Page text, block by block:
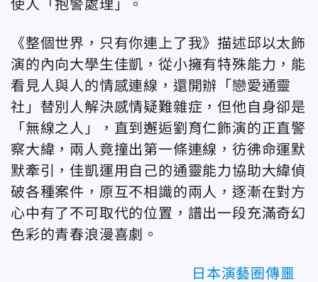
使人「抱警處理」。
《整個世界，只有你連上了我》描述邱以太飾
演的內向大學生佳凱，從小擁有特殊能力，能
看見人與人的情感連線，還開辦「戀愛通靈
社」替別人解決感情疑難雜症，但他自身卻是
「無線之人」，直到邂逅劉育仁飾演的正直警
察大緯，兩人竟撞出第一條連線，彷彿命運默
默牽引，佳凱運用自己的通靈能力協助大緯偵
破各種案件，原互不相識的兩人，逐漸在對方
心中有了不可取代的位置，譜出一段充滿奇幻
色彩的青春浪漫喜劇。
日本演藝圈傳噩